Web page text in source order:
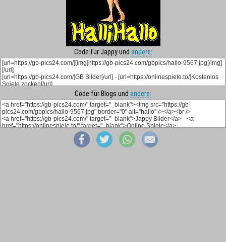
Code für Jappy und andere:
Code für Blogs und andere: